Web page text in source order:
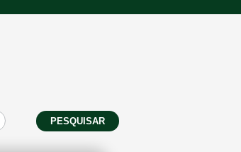
PESQUISAR